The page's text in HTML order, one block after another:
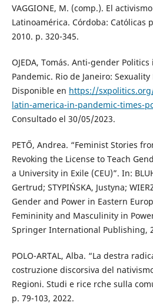
VAGGIONE, M. (comp.). El
Latinoamérica. Córdoba: Católicas
2010. p. 320-345.
OJEDA, Tomás. Anti-gender
Pandemic. Rio de Janeiro: Sexuality
Disponible en https://
latin-america-in-pandemic-times-
Consultado el 30/05/2023.
PETŐ, Andrea. “Feminist Stories
Revoking the License to Teach
a University in Exile (CEU)”. In:
Gertrud; STYPIŃSKA, Justyna;
Gender and Power in Eastern
Femininity and Masculinity in
Springer International Publishing,
POLO-ARTAL, Alba. “La destra
costruzione discorsiva del
Regioni. Studi e rice rche sulla
p. 79-103, 2022.